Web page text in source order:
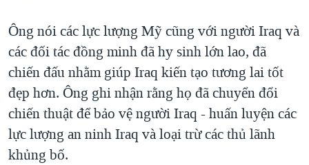
Ông nói các lực lượng Mỹ cũng với người Iraq và
các đối tác đồng minh đã hy sinh lớn lao, đã
chiến đấu nhằm giúp Iraq kiến tạo tương lai tốt
đẹp hơn. Ông ghi nhận rằng họ đã chuyển đổi
chiến thuật để bảo vệ người Iraq - huấn luyện các
lực lượng an ninh Iraq và loại trừ các thủ lãnh
khủng bố.